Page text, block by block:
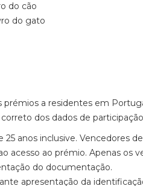
do cão
do gato
prémios a residentes em
dos dados de
anos inclusive. Vencedores
acesso ao prémio. Apenas os
do documentação.
apresentação da